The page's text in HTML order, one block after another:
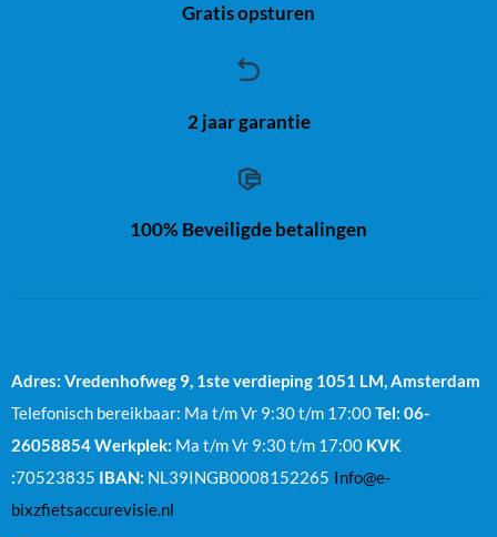
Gratis opsturen
2 jaar garantie
100% Beveiligde betalingen
Adres: Vredenhofweg 9, 1ste verdieping 1051 LM, Amsterdam
Telefonisch bereikbaar: Ma t/m Vr 9:30 t/m 17:00Tel: 06-
26058854Werkplek: Ma t/m Vr 9:30 t/m 17:00 KVK
:70523835 IBAN: NL39INGB0008152265 Info@e-
bixzfietsaccurevisie.nl